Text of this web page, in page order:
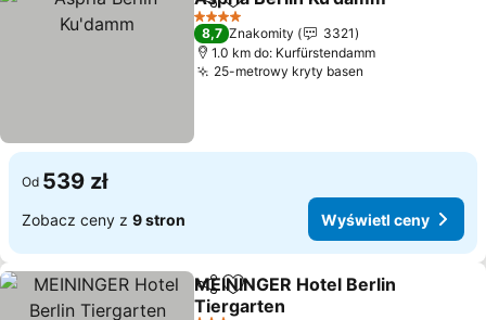
Udostępnij
Dodaj do ulubionych
4 Kategoria
8,7 Znakomity
3321
1.0 km do: Kurfürstendamm
25-metrowy kryty basen
Od 539 zł
Zobacz ceny z 9 stron Wyświetl ceny
Udostępnij
Dodaj do ulubionych
MEININGER Hotel Berlin
Tiergarten